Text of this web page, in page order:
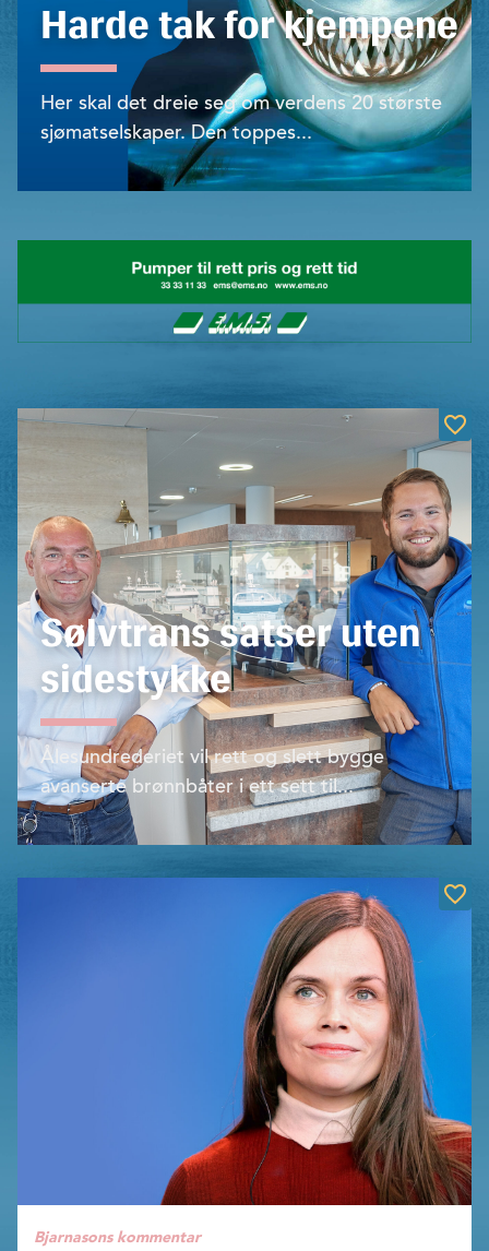
Harde tak for kjempene
Her skal det dreie seg om verdens 20 største
sjømatselskaper. Den toppes...
Sølvtrans satser uten
sidestykke
Ålesundrederiet vil rett og slett bygge
avanserte brønnbåter i ett sett til...
Bjarnasons kommentar